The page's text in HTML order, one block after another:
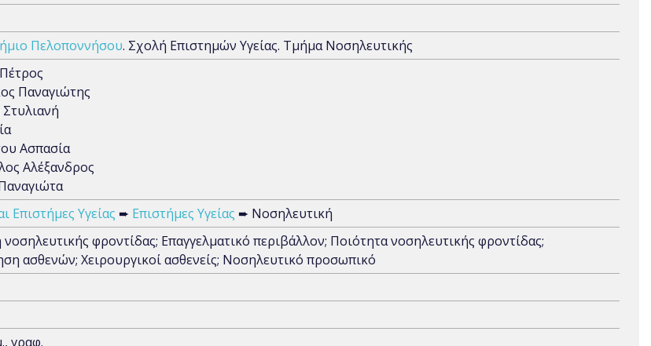
Πελοποννήσου. Σχολή Επιστημών Υγείας. Τμήμα Νοσηλευτικής
Παναγιώτης
Ασπασία
Αλέξανδρος
Επιστήμες Υγείας ➨ Επιστήμες Υγείας ➨ Νοσηλευτική
φροντίδας; Επαγγελματικό περιβάλλον; Ποιότητα νοσηλευτικής φροντίδας;
ασθενών; Χειρουργικοί ασθενείς; Νοσηλευτικό προσωπικό
γραφ.